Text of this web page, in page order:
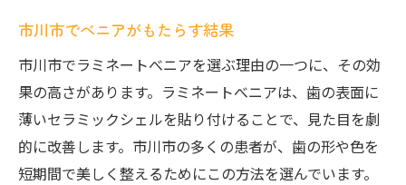
市川市でべニアがもたらす結果
市川市でラミネートべニアを選ぶ理由の一つに、その効
果の高さがあります。ラミネートべニアは、歯の表面に
薄いセラミックシェルを貼り付けることで、見た目を劇
的に改善します。市川市の多くの患者が、歯の形や色を
短期間で美しく整えるためにこの方法を選んでいます。